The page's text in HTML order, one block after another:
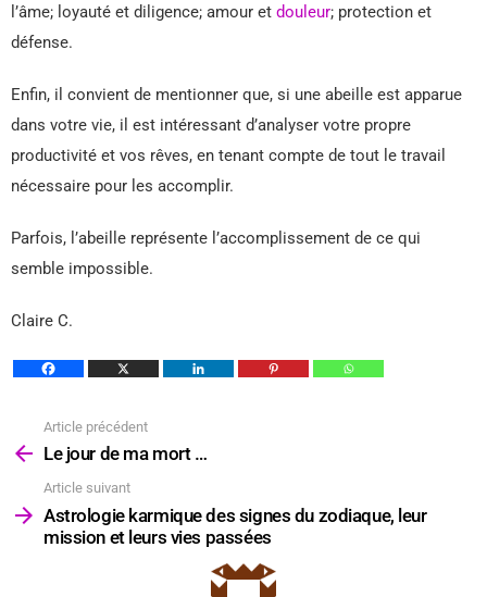
l’âme; loyauté et diligence; amour et douleur; protection et
défense.
Enfin, il convient de mentionner que, si une abeille est apparue
dans votre vie, il est intéressant d’analyser votre propre
productivité et vos rêves, en tenant compte de tout le travail
nécessaire pour les accomplir.
Parfois, l’abeille représente l’accomplissement de ce qui
semble impossible.
Claire C.
plus
Article précédent
Le jour de ma mort …
Article suivant
Astrologie karmique des signes du zodiaque, leur
mission et leurs vies passées